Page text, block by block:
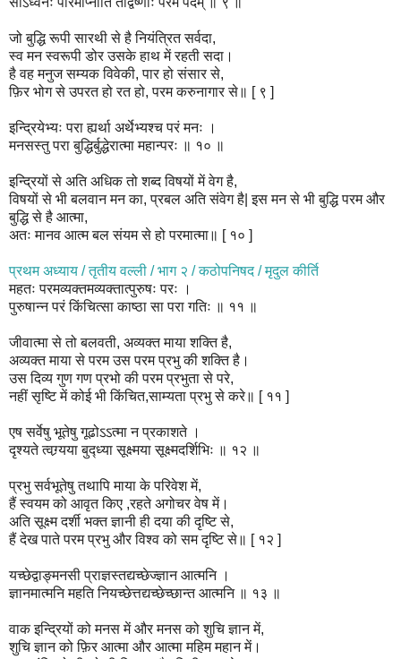
जो बुद्धि रूपी सारथी से है नियंत्रित सर्वदा,
स्व मन स्वरूपी डोर उसके हाथ में रहती सदा।
है वह मनुज सम्यक विवेकी, पार हो संसार से,
फ़िर भोग से उपरत हो रत हो, परम करुनागार से॥ [ ९ ]
इन्द्रियेभ्यः परा ह्यर्था अर्थेभ्यश्च परं मनः ।
मनसस्तु परा बुद्धिर्बुद्धेरात्मा महान्परः ॥ १० ॥
इन्द्रियों से अति अधिक तो शब्द विषयों में वेग है,
विषयों से भी बलवान मन का, प्रबल अति संवेग है| इस मन से भी बुद्धि परम और
बुद्धि से है आत्मा,
अतः मानव आत्म बल संयम से हो परमात्मा॥ [ १० ]
प्रथम अध्याय / तृतीय वल्ली / भाग २ / कठोपनिषद / मृदुल कीर्ति
महतः परमव्यक्तमव्यक्तात्पुरुषः परः ।
पुरुषान्न परं किंचित्सा काष्ठा सा परा गतिः ॥ ११ ॥
जीवात्मा से तो बलवती, अव्यक्त माया शक्ति है,
अव्यक्त माया से परम उस परम प्रभु की शक्ति है।
उस दिव्य गुण गण प्रभो की परम प्रभुता से परे,
नहीं सृष्टि में कोई भी किंचित,साम्यता प्रभु से करे॥ [ ११ ]
एष सर्वेषु भूतेषु गूढोऽऽत्मा न प्रकाशते ।
दृश्यते त्वग्र्यया बुद्ध्या सूक्ष्मया सूक्ष्मदर्शिभिः ॥ १२ ॥
प्रभु सर्वभूतेषु तथापि माया के परिवेश में,
हैं स्वयम को आवृत किए ,रहते अगोचर वेष में।
अति सूक्ष्म दर्शी भक्त ज्ञानी ही दया की दृष्टि से,
हैं देख पाते परम प्रभु और विश्व को सम दृष्टि से॥ [ १२ ]
यच्छेद्वाङ्मनसी प्राज्ञस्तद्यच्छेज्ज्ञान आत्मनि ।
ज्ञानमात्मनि महति नियच्छेत्तद्यच्छेच्छान्त आत्मनि ॥ १३ ॥
वाक इन्द्रियों को मनस में और मनस को शुचि ज्ञान में,
शुचि ज्ञान को फ़िर आत्मा और आत्मा महिम महान में।